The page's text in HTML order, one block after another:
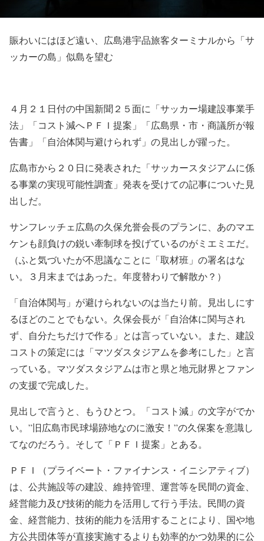
賑わいにはほど遠い、広島港宇品旅客ターミナルから「サ
ッカーの島」似島を望む
４月２１日付の中国新聞２５面に「サッカー場建設事業手
法」「コスト減へＰＦＩ提案」「広島県・市・商議所が報
告書」「自治体関与避けられず」の見出しが躍った。
広島市から２０日に発表された「サッカースタジアムに係
る事業の実現可能性調査」発表を受けての記事についた見
出しだ。
サンフレッチェ広島の久保允誉会長のプランに、あのマエ
ケンも顔負けの鋭い牽制球を投げているのがミエミエだ。
（ふと気づいたが不思議なことに「取材班」の署名はな
い。３月末まではあった。年度替わりで解散か？）
「自治体関与」が避けられないのは当たり前。見出しにす
るほどのことでもない。久保会長が「自治体に関与され
ず、自分たちだけで作る」とは言っていない。また、建設
コストの策定には「マツダスタジアムを参考にした」と言
っている。マツダスタジアムは市と県と地元財界とファン
の支援で完成した。
見出しで言うと、もうひとつ。「コスト減」の文字がでか
い。”旧広島市民球場跡地なのに激安！”の久保案を意識し
てなのだろう。そして「ＰＦＩ提案」とある。
ＰＦＩ（プライベート・ファイナンス・イニシアティブ）
は、公共施設等の建設、維持管理、運営等を民間の資金、
経営能力及び技術的能力を活用して行う手法。民間の資
金、経営能力、技術的能力を活用することにより、国や地
方公共団体等が直接実施するよりも効率的かつ効果的に公